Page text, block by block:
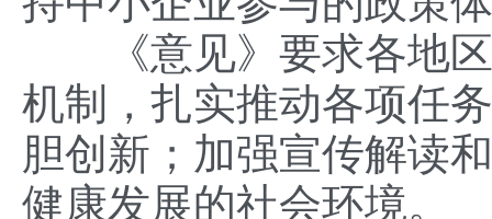
《意见》要求各地区
机制，扎实推动各项任
胆创新；加强宣传解读
健康发展的社会环境。